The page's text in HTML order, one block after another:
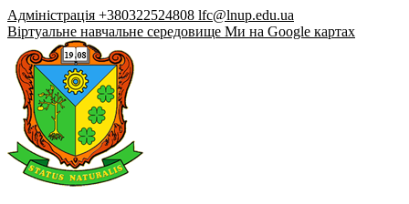
Адміністрація +380322524808 lfc@lnup.edu.ua
Віртуальне навчальне середовище Ми на Google картах